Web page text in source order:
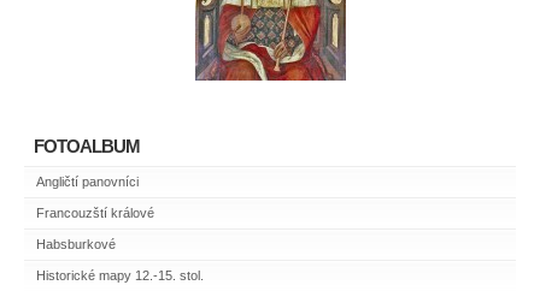
FOTOALBUM
Angličtí panovníci
Francouzští králové
Habsburkové
Historické mapy 12.-15. stol.